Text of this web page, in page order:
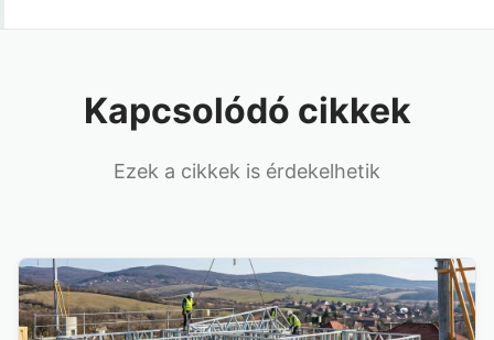
Kapcsolódó cikkek
Ezek a cikkek is érdekelhetik